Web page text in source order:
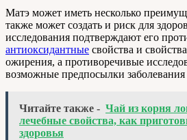
Матэ может иметь несколько
также может создать и риск для
исследования подтверждают его
антиоксидантные свойства и
ожирения, а противоречивые
возможные предпосылки заболевания
Читайте также - Чай из корня
лечебные свойства, как
здоровья